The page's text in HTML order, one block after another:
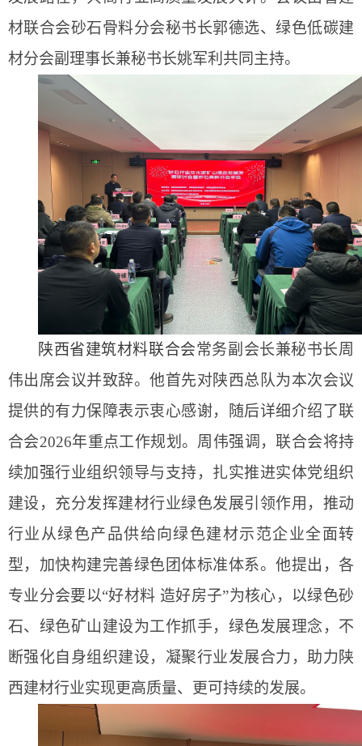
材联合会砂石骨料分会秘书长郭德选、绿色低碳建
材分会副理事长兼秘书长姚军利共同主持。
陕西省建筑材料联合会常务副会长兼秘书长周
伟出席会议并致辞。他首先对陕西总队为本次会议
提供的有力保障表示衷心感谢，随后详细介绍了联
合会2026年重点工作规划。周伟强调，联合会将持
续加强行业组织领导与支持，扎实推进实体党组织
建设，充分发挥建材行业绿色发展引领作用，推动
行业从绿色产品供给向绿色建材示范企业全面转
型，加快构建完善绿色团体标准体系。他提出，各
专业分会要以“好材料 造好房子”为核心，以绿色砂
石、绿色矿山建设为工作抓手，绿色发展理念，不
断强化自身组织建设，凝聚行业发展合力，助力陕
西建材行业实现更高质量、更可持续的发展。